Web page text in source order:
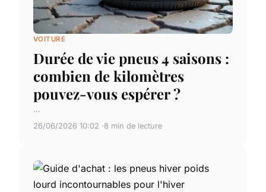
VOITURE
Durée de vie pneus 4 saisons :
combien de kilomètres
pouvez-vous espérer ?
...
26/06/2026 10:02 8 min de lecture